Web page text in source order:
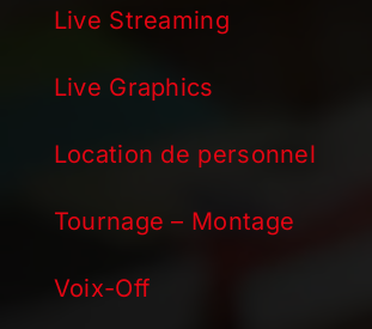
Live Streaming
Live Graphics
Location de personnel
Tournage – Montage
Voix-Off